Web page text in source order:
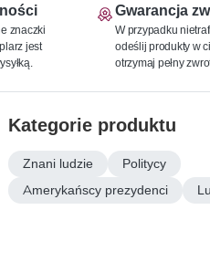
znaczki
jest
Gwarancja
W przypadku
odeślij produkty w
otrzymaj pełny
Kategorie produktu
Znani ludzie
Politycy
Amerykańscy prezydenci